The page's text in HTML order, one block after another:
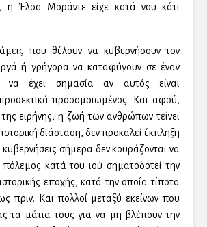
η Έλσα Μοράντε είχε κατά νου κάτι
που θέλουν να κυβερνήσουν τον
ή γρήγορα να καταφύγουν σε έναν
να έχει σημασία αν αυτός είναι
προσομοιωμένος. Και αφού,
ειρήνης, η ζωή των ανθρώπων τείνει
διάσταση, δεν προκαλεί έκπληξη
κυβερνήσεις σήμερα δεν κουράζονται να
πόλεμος κατά του ιού σηματοδοτεί την
εποχής, κατά την οποία τίποτα
πριν. Και πολλοί μεταξύ εκείνων που
τα μάτια τους για να μη βλέπουν την